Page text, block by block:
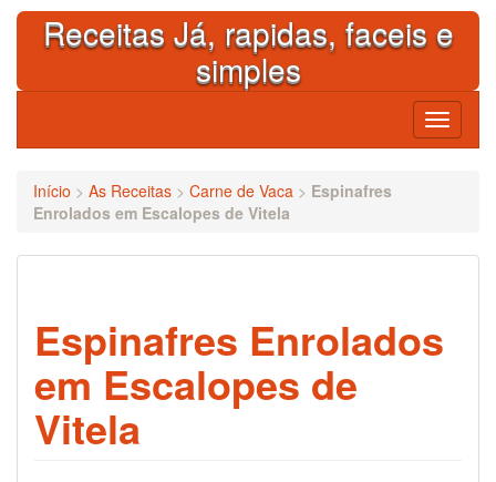
Skip
contentReceitas Já, rapidas, faceis e
simples
Toggle
Início > As Receitas > Carne de Vaca > Espinafres
Enrolados em Escalopes de Vitela
Espinafres Enrolados
em Escalopes de
Vitela